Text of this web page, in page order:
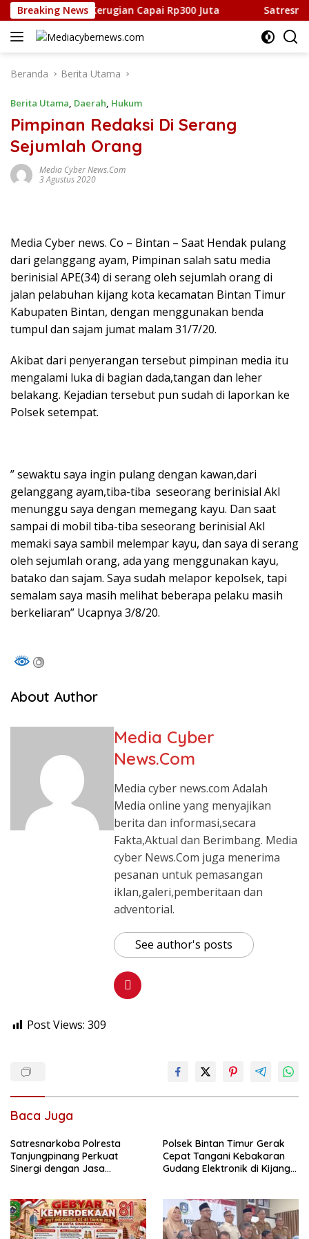
Langsung
ke
konten
Breaking News
Kota, Kerugian Capai Rp300 Juta
Beranda Berita Utama
Berita Utama, Daerah, Hukum
Pimpinan Redaksi Di Serang
Sejumlah Orang
Media Cyber News.Com
3 Agustus 2020
Media Cyber news. Co – Bintan – Saat Hendak pulang
dari gelanggang ayam, Pimpinan salah satu media
berinisial APE(34) di serang oleh sejumlah orang di
jalan pelabuhan kijang kota kecamatan Bintan Timur
Kabupaten Bintan, dengan menggunakan benda
tumpul dan sajam jumat malam 31/7/20.
Akibat dari penyerangan tersebut pimpinan media itu
mengalami luka di bagian dada,tangan dan leher
belakang. Kejadian tersebut pun sudah di laporkan ke
Polsek setempat.
” sewaktu saya ingin pulang dengan kawan,dari
gelanggang ayam,tiba-tiba seseorang berinisial Akl
menunggu saya dengan memegang kayu. Dan saat
sampai di mobil tiba-tiba seseorang berinisial Akl
memaki saya sambil melempar kayu, dan saya di serang
oleh sejumlah orang, ada yang menggunakan kayu,
batako dan sajam. Saya sudah melapor kepolsek, tapi
semalam saya masih melihat beberapa pelaku masih
berkeliaran” Ucapnya 3/8/20.
About Author
Media Cyber
News.Com
Media cyber news.com Adalah
Media online yang menyajikan
berita dan informasi,secara
Fakta,Aktual dan Berimbang. Media
cyber News.Com juga menerima
pesanan untuk pemasangan
iklan,galeri,pemberitaan dan
adventorial.
See author's posts
Post Views: 309
Baca Juga
Satresnarkoba Polresta
Tanjungpinang Perkuat
Sinergi dengan Jasa
Polsek Bintan Timur Gerak
Cepat Tangani Kebakaran
Gudang Elektronik di Kijang